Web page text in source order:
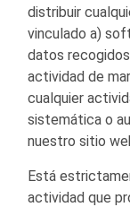
distribuir
vinculado a)
datos
actividad de
cualquier
sistemática o
nuestro sitio
Está
actividad que